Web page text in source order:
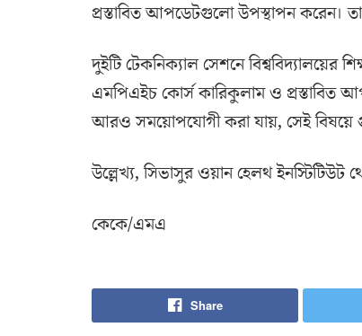
প্রস্তাবিত আপডেটগুলো উপস্থাপন করেন।
দুইটি টেকনিক্যাল সেশনে বিশ্ববিদ্যালয়ের
এমপিএইচ কোর্স কারিকুলাম ও প্রস্তাবিত
আরও সময়োপযোগী করা যায়, সেই বিষয়ে
উল্লেখ্য, সিভাসুর ওয়ান হেলথ ইনস্টিটিউট
কেকে/এমএ
Share